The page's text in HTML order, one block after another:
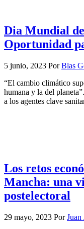
Dia Mundial
Oportunidad
5 junio, 2023 PorBlas
“El cambio climático
humana y la del
a los agentes clave
Los retos
Mancha: una
postelectoral
29 mayo, 2023 PorJuan